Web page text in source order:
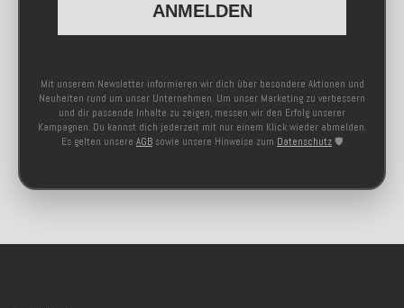
ANMELDEN
Mit unserem Newsletter informieren wir dich über besondere Aktionen und
Neuheiten rund um unser Unternehmen. Um unser Marketing zu verbessern
und dir passende Inhalte zu zeigen, messen wir den Erfolg unserer
Kampagnen. Du kannst dich jederzeit mit nur einem Klick wieder abmelden.
Es gelten unsere AGB sowie unsere Hinweise zum Datenschutz 🛡️